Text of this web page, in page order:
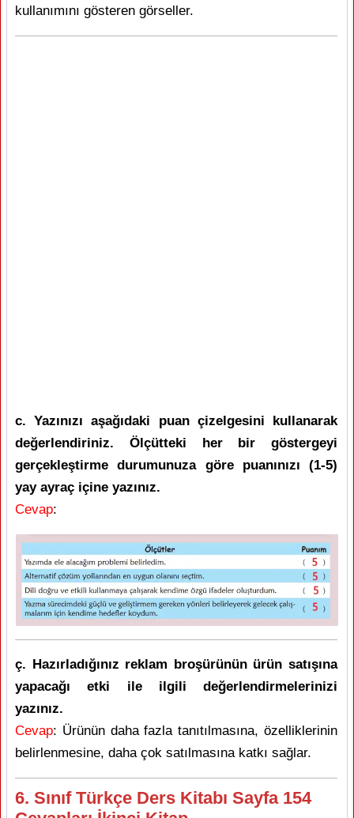
kullanımını gösteren görseller.
c. Yazınızı aşağıdaki puan çizelgesini kullanarak
değerlendiriniz. Ölçütteki her bir göstergeyi
gerçekleştirme durumunuza göre puanınızı (1-5)
yay ayraç içine yazınız.
Cevap:
ç. Hazırladığınız reklam broşürünün ürün satışına
yapacağı etki ile ilgili değerlendirmelerinizi
yazınız.
Cevap: Ürünün daha fazla tanıtılmasına, özelliklerinin
belirlenmesine, daha çok satılmasına katkı sağlar.
6. Sınıf Türkçe Ders Kitabı Sayfa 154